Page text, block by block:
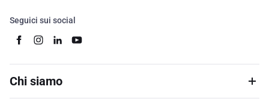
Seguici sui social
Chi siamo